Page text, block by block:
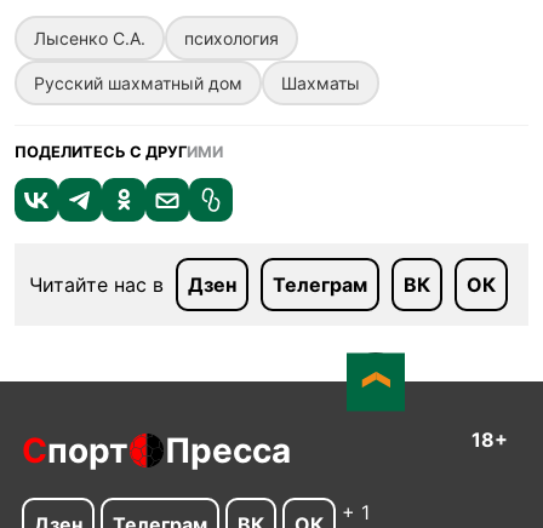
Лысенко С.А. психология
Русский шахматный дом Шахматы
ПОДЕЛИТЕСЬ С ДРУГИМИ
Читайте нас в Дзен Телеграм ВК ОК
Спорт Пресса 18+
+ 1